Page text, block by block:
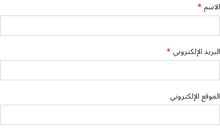
الاسم*
البريد الإلكتروني*
الموقع الإلكتروني